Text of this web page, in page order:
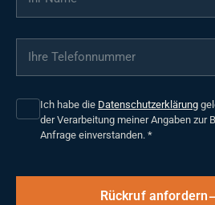
Ihre Telefonnummer
Ich habe die Datenschutzerklärung
der Verarbeitung meiner Angaben zur
Anfrage einverstanden. *
Rückruf anfordern